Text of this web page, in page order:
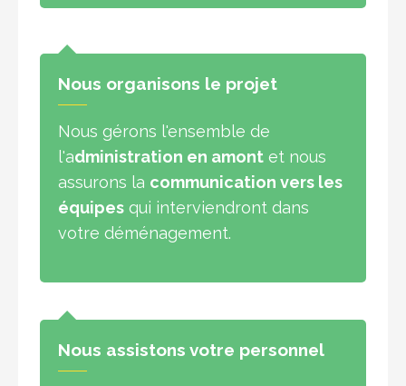
Nous organisons le projet
Nous gérons l'ensemble de
l'administration en amont et nous
assurons la communication vers les
équipes qui interviendront dans
votre déménagement.
Nous assistons votre personnel